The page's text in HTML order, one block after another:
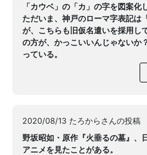
「カウベ」の「カ」の字を図案化
ただいま、神戸のローマ字表記は
が、こちらも旧仮名遣いを採用し
の方が、かっこいいんじゃない
っている。
2020/08/13 たろからさんの投稿
野坂昭如・原作『火垂るの墓』、
アニメを見たことがある。